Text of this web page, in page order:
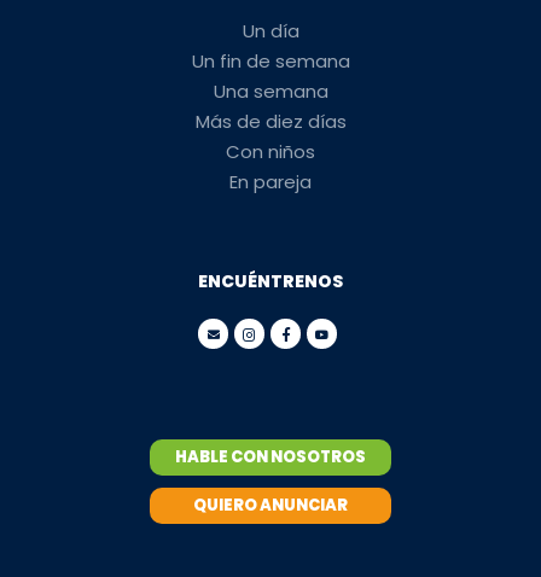
Un día
Un fin de semana
Una semana
Más de diez días
Con niños
En pareja
ENCUÉNTRENOS
HABLE CON NOSOTROS
QUIERO ANUNCIAR